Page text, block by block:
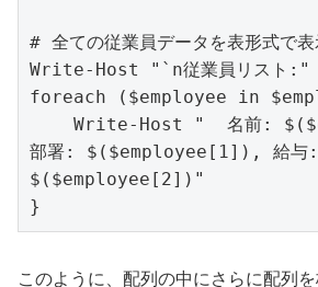
# 全ての従業員データを表形式で表
Write-Host "`n従業員リスト:"
foreach ($employee in
部署: $($employee[1]), 給与:
$($employee[2])"
このように、配列の中にさらに配列